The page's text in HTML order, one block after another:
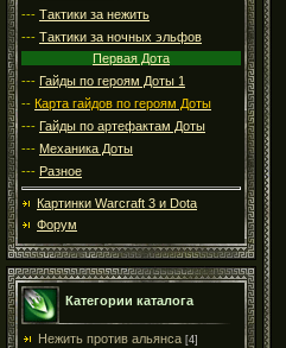
--- Тактики за нежить
--- Тактики за ночных эльфов
Первая Дота
--- Гайды по героям Доты 1
-- Карта гайдов по героям Доты
--- Гайды по артефактам Доты
--- Механика Доты
--- Разное
Картинки Warcraft 3 и Dota
Форум
Категории каталога
Нежить против альянса [4]